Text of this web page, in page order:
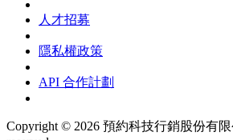
人才招募
隱私權政策
API 合作計劃
Copyright © 2026 預約科技行銷股份有